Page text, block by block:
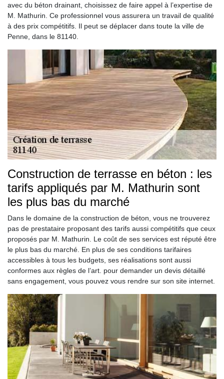
avec du béton drainant, choisissez de faire appel à l’expertise de
M. Mathurin. Ce professionnel vous assurera un travail de qualité
à des prix compétitifs. Il peut se déplacer dans toute la ville de
Penne, dans le 81140.
Construction de terrasse en béton : les
tarifs appliqués par M. Mathurin sont
les plus bas du marché
Dans le domaine de la construction de béton, vous ne trouverez
pas de prestataire proposant des tarifs aussi compétitifs que ceux
proposés par M. Mathurin. Le coût de ses services est réputé être
le plus bas du marché. En plus de ses conditions tarifaires
accessibles à tous les budgets, ses réalisations sont aussi
conformes aux règles de l’art. pour demander un devis détaillé
sans engagement, vous pouvez vous rendre sur son site internet.